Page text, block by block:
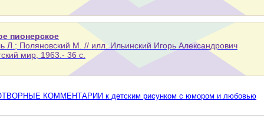
пионерское
Л.; Поляновский М. // илл. Ильинский Игорь Александрович
мир, 1963.- 36 с.
КОММЕНТАРИИ к детским рисунком с юмором и любовью